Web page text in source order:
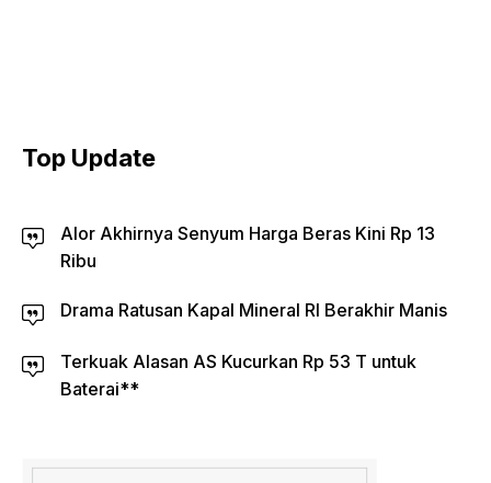
Top Update
Alor Akhirnya Senyum Harga Beras Kini Rp 13
Ribu
Drama Ratusan Kapal Mineral RI Berakhir Manis
Terkuak Alasan AS Kucurkan Rp 53 T untuk
Baterai**